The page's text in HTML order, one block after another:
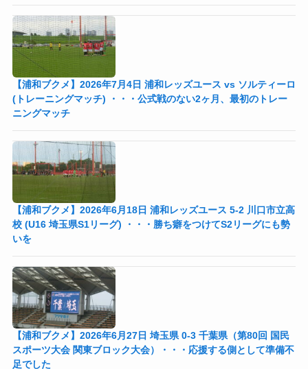
【浦和ブクメ】2026年7月4日 浦和レッズユース vs ソルティーロ
(トレーニングマッチ) ・・・公式戦のない2ヶ月、最初のトレー
ニングマッチ
【浦和ブクメ】2026年6月18日 浦和レッズユース 5-2 川口市立高
校 (U16 埼玉県S1リーグ) ・・・勝ち癖をつけてS2リーグにも勢
いを
【浦和ブクメ】2026年6月27日 埼玉県 0-3 千葉県（第80回 国民
スポーツ大会 関東ブロック大会）・・・応援する側として準備不
足でした